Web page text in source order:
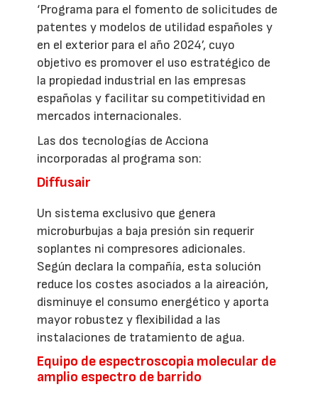
‘Programa para el fomento de solicitudes de
patentes y modelos de utilidad españoles y
en el exterior para el año 2024’, cuyo
objetivo es promover el uso estratégico de
la propiedad industrial en las empresas
españolas y facilitar su competitividad en
mercados internacionales.
Las dos tecnologías de Acciona
incorporadas al programa son:
Diffusair
Un sistema exclusivo que genera
microburbujas a baja presión sin requerir
soplantes ni compresores adicionales.
Según declara la compañía, esta solución
reduce los costes asociados a la aireación,
disminuye el consumo energético y aporta
mayor robustez y flexibilidad a las
instalaciones de tratamiento de agua.
Equipo de espectroscopia molecular de
amplio espectro de barrido